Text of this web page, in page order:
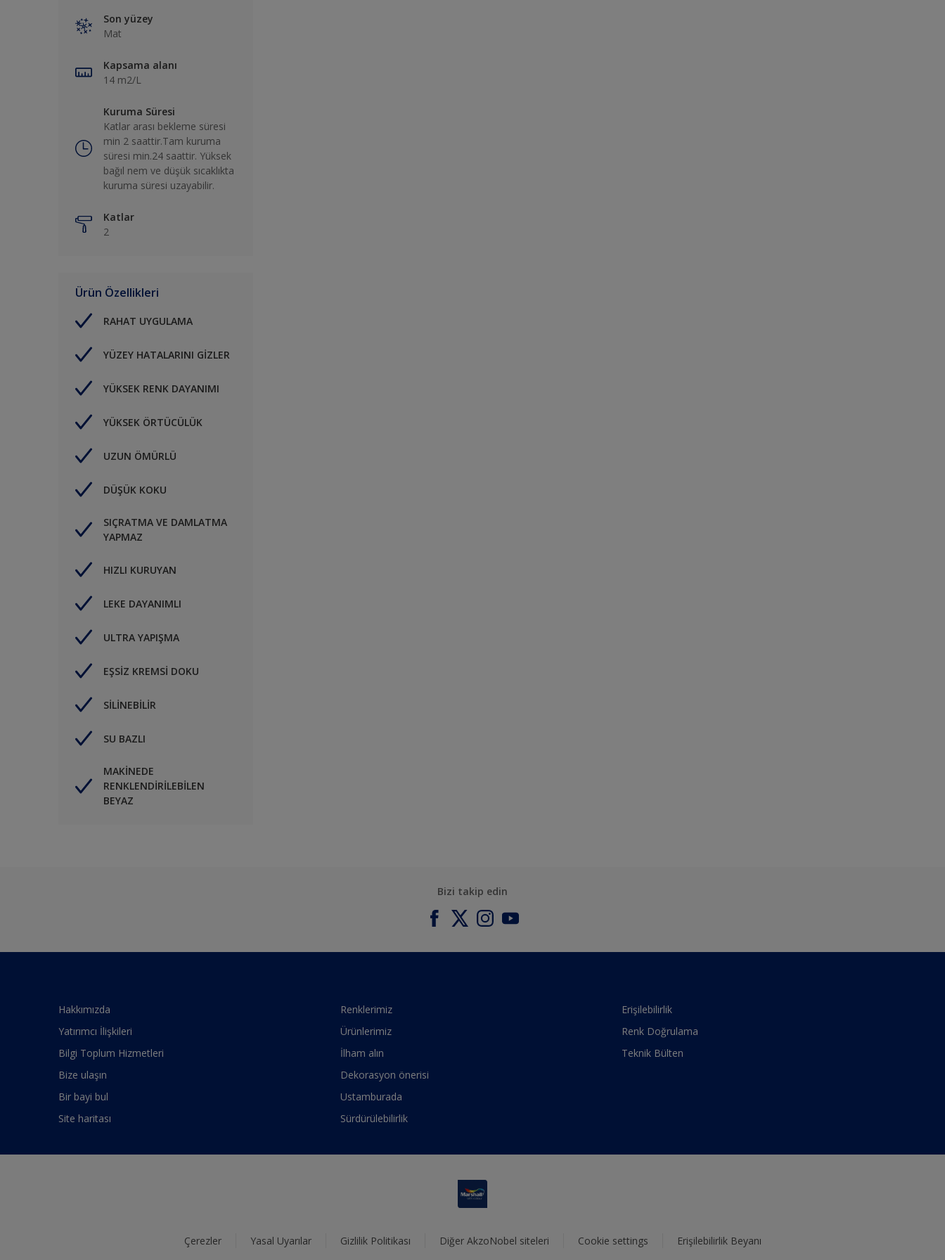
Son yüzey
Mat
Kapsama alanı
14 m2/L
Kuruma Süresi
Katlar arası bekleme süresi
min 2 saattir.Tam kuruma
süresi min.24 saattir. Yüksek
bağıl nem ve düşük sıcaklıkta
kuruma süresi uzayabilir.
Katlar
2
Ürün Özellikleri
RAHAT UYGULAMA
YÜZEY HATALARINI GİZLER
YÜKSEK RENK DAYANIMI
YÜKSEK ÖRTÜCÜLÜK
UZUN ÖMÜRLÜ
DÜŞÜK KOKU
SIÇRATMA VE DAMLATMA
YAPMAZ
HIZLI KURUYAN
LEKE DAYANIMLI
ULTRA YAPIŞMA
EŞSİZ KREMSİ DOKU
SİLİNEBİLİR
SU BAZLI
MAKİNEDE
RENKLENDİRİLEBİLEN
BEYAZ
Bizi takip edin
Hakkımızda
Yatırımcı İlişkileri
Bilgi Toplum Hizmetleri
Bize ulaşın
Bir bayi bul
Site haritası
Renklerimiz
Ürünlerimiz
İlham alın
Dekorasyon önerisi
Ustamburada
Sürdürülebilirlik
Erişilebilirlik
Renk Doğrulama
Teknik Bülten
Çerezler Yasal Uyarılar Gizlilik Politikası Diğer AkzoNobel siteleri Cookie settings Erişilebilirlik Beyanı